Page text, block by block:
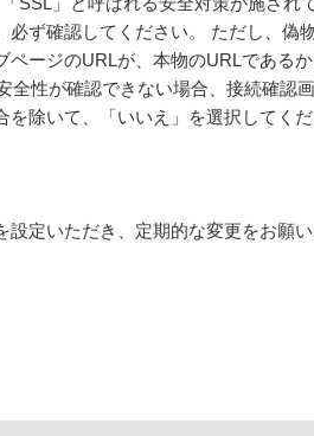
ず確認してください。 ただし、偽
ージのURLが、本物のURLである
性が確認できない場合、接続確認
除いて、「いいえ」を選択してくだ
定いただき、定期的な変更をお願